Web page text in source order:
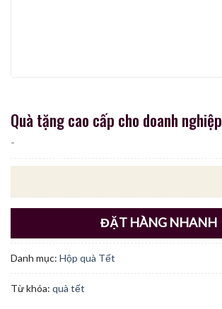
Quà tặng cao cấp cho doanh nghiệp
-
ĐẶT HÀNG NHANH
Danh mục: Hộp quà Tết
Từ khóa: quà tết